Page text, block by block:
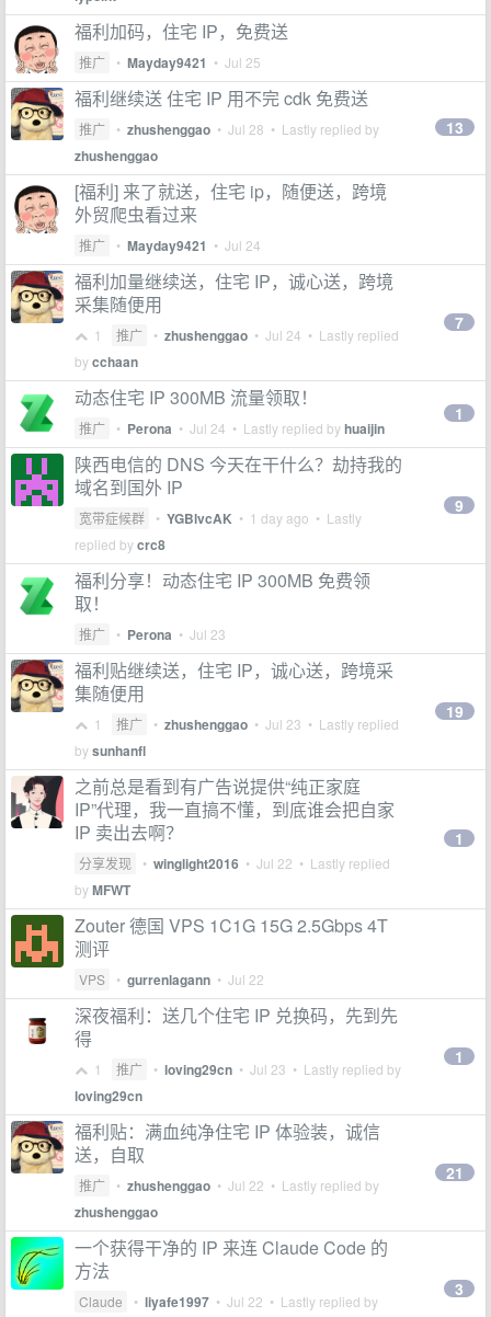
福利加码，住宅 IP，免费送
推广 • Mayday9421 • Jul 25
福利继续送 住宅 IP 用不完 cdk 免费送
推广 • zhushenggao • Jul 28 • Lastly replied by
zhushenggao
13
[福利] 来了就送，住宅 ip，随便送，跨境
外贸爬虫看过来
推广 • Mayday9421 • Jul 24
福利加量继续送，住宅 IP，诚心送，跨境
采集随便用
1 推广 • zhushenggao • Jul 24 • Lastly replied
bycchaan
7
动态住宅 IP 300MB 流量领取！
推广 • Perona • Jul 24 • Lastly replied byhuaijin
1
陕西电信的 DNS 今天在干什么？劫持我的
域名到国外 IP
宽带症候群 • YGBlvcAK • 1 day ago • Lastly
replied bycrc8
9
福利分享！动态住宅 IP 300MB 免费领
取！
推广 • Perona • Jul 23
福利贴继续送，住宅 IP，诚心送，跨境采
集随便用
1 推广 • zhushenggao • Jul 23 • Lastly replied
bysunhanfl
19
之前总是看到有广告说提供“纯正家庭
IP”代理，我一直搞不懂，到底谁会把自家
IP 卖出去啊？
分享发现 • winglight2016 • Jul 22 • Lastly replied
byMFWT
1
Zouter 德国 VPS 1C1G 15G 2.5Gbps 4T
测评
VPS • gurrenlagann • Jul 22
深夜福利：送几个住宅 IP 兑换码，先到先
得
1 推广 • loving29cn • Jul 23 • Lastly replied by
loving29cn
1
福利贴：满血纯净住宅 IP 体验装，诚信
送，自取
推广 • zhushenggao • Jul 22 • Lastly replied by
zhushenggao
21
一个获得干净的 IP 来连 Claude Code 的
方法
Claude • liyafe1997 • Jul 22 • Lastly replied by
3